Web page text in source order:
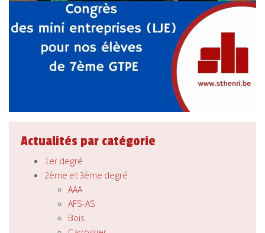
Actualités par catégorie
1er degré
2ème et 3ème degré
AAA
AFS-AS
Bois